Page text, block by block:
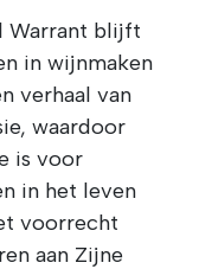
Warrant blijft
in wijnmaken
verhaal van
waardoor
is voor
in het leven
voorrecht
aan Zijne